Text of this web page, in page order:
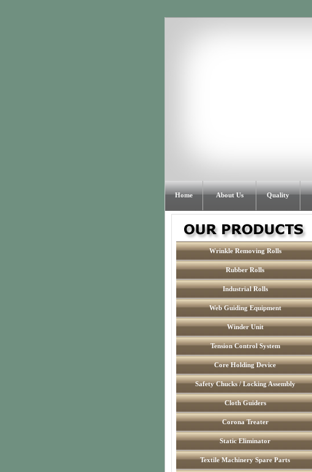
Home About Us Quality
Wrinkle Removing Rolls
Rubber Rolls
Industrial Rolls
Web Guiding Equipment
Winder Unit
Tension Control System
Core Holding Device
Safety Chucks / Locking Assembly
Cloth Guiders
Corona Treater
Static Eliminator
Textile Machinery Spare Parts